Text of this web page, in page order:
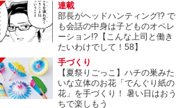
連載
部長がヘッドハンティング!? で
も会話の中身は子どものオペレ
ーション!?【こんな上司と働き
たいわけでして！58】
手づくり
【夏祭りごっこ】ハチの巣みた
いな立体のお花「でんぐり紙の
花」を手づくり！ 暑い日はおう
ちで楽しもう